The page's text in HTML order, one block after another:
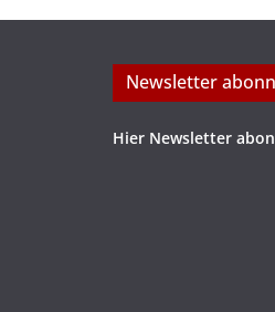
Newsletter
Hier Newsletter